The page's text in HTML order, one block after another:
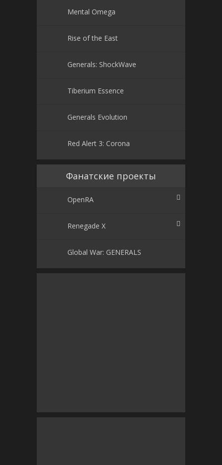
Mental Omega
Rise of the East
Generals: ShockWave
Tiberium Essence
Generals Evolution
Red Alert 3: Corona
Фанатские проекты
OpenRA
Renegade X
Global War: GENERALS